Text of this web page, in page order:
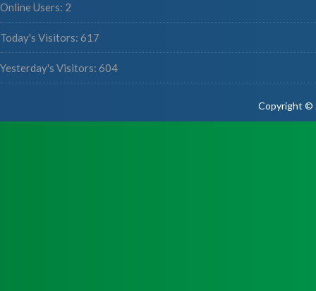
Online Users: 2
Today's Visitors: 617
Yesterday's Visitors: 604
Copyright ©